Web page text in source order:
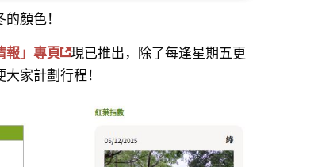
顏色！
報」專頁 現已推出，除了每逢星期五更
家計劃行程！